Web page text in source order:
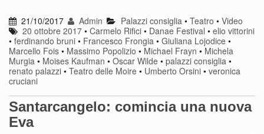
21/10/2017 Admin Palazzi consiglia • Teatro • Video
20 ottobre 2017 •Carmelo Rifici • Danae Festival •elio vittorini
• ferdinando bruni • Francesco Frongia • Giuliana Lojodice •
Marcello Fois • Massimo Popolizio • Michael Frayn • Michela
Murgia • Moises Kaufman • Oscar Wilde • palazzi consiglia •
renato palazzi • Teatro delle Moire • Umberto Orsini • veronica
cruciani
Santarcangelo: comincia una nuova
Eva